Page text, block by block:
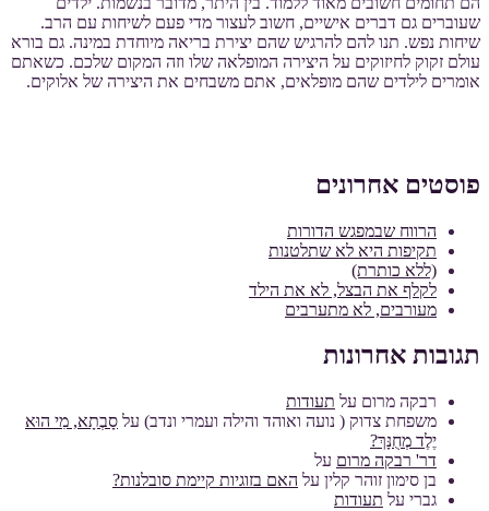
שעוברים גם דברים אישיים, חשוב לעצור מדי פעם לשיחות עם הרב.
שיחות נפש. תנו להם להרגיש שהם יצירת בריאה מיוחדת במינה. גם בורא
עולם זקוק לחיזוקים על היצירה המופלאה שלו וזה המקום שלכם. כשאתם
אומרים לילדים שהם מופלאים, אתם משבחים את היצירה של אלוקים.
פוסטים אחרונים
הרווח שבמפגש הדורות
תקיפות היא לא שתלטנות
(ללא כותרת)
לקלף את הבצל, לא את הילד
מעורבים, לא מתערבים
תגובות אחרונות
רבקה מרום על תעודות
משפחת צדוק ( נועה ואוהד והילה ועמרי ונדב) על סָבְתָא, מִי הוּא
יֶלֶד מְחֻנָּךְ?
דר' רבקה מרום על
בן סימון זוהר קלין על האם בזוגיות קיימת סובלנות?
גברי על תעודות